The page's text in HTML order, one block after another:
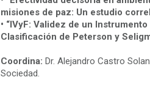
misiones de paz: Un estudio
• “IVyF: Validez de un
Clasificación de Peterson y
Coordina: Dr. Alejandro Castro
Sociedad.